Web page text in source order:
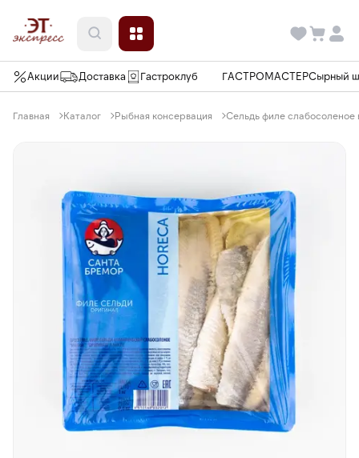
Акции Доставка Гастроклуб ГАСТРОМАСТЕРСырный
Главная Каталог Рыбная консервация Сельдь филе слабосоленое